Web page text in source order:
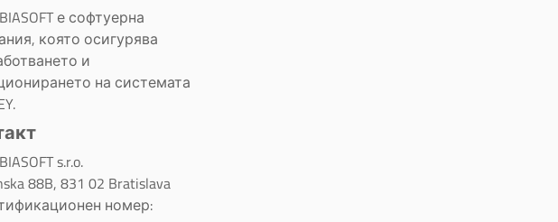
е софтуерна
която осигурява
и
на системата
s.r.o.
88B, 831 02 Bratislava
номер: